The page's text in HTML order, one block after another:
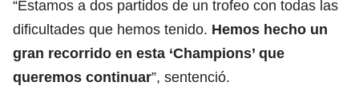
“Estamos a dos partidos de un trofeo con todas las
dificultades que hemos tenido. Hemos hecho un
gran recorrido en esta ‘Champions’ que
queremos continuar”, sentenció.